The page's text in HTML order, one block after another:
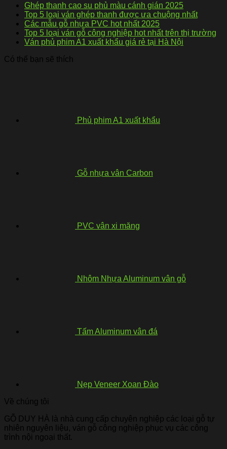
Ghép thanh cao su phủ màu cánh gián 2025
Top 5 loại ván ghép thanh được ưa chuộng nhất
Các mẫu gỗ nhựa PVC hot nhất 2025
Top 5 loại ván gỗ công nghiệp hot nhất trên thị trường
Ván phủ phim A1 xuất khẩu giá rẻ tại Hà Nội
Có thể bạn sẽ thích
Phủ phim A1 xuất khẩu
Gỗ nhựa vân Carbon
PVC vân xi măng
Nhôm Nhựa Aluminum vân gỗ
Tấm Aluminum vân đá
Nẹp Veneer Xoan Đào
Về chúng tôi
GỖ DUY HÀ là nhà cung cấp chuyên nghiệp các loại gỗ tự
nhiên nguyên liệu, ván gỗ công nghiệp phục vụ các công
trình nội ngoại thất.